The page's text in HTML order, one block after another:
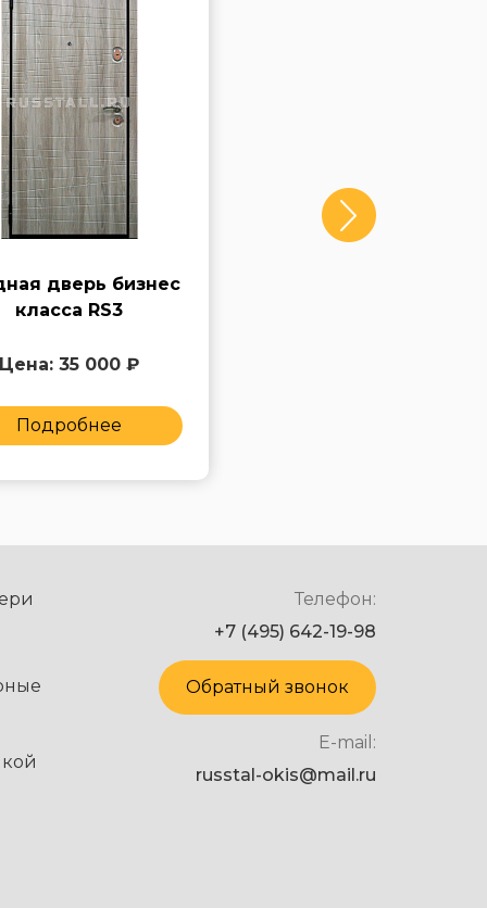
дверь бизнес
класса RS3
Цена: 35 000 ₽
Подробнее
Телефон:
+7 (495) 642-19-98
Обратный звонок
E-mail:
russtal-okis@mail.ru